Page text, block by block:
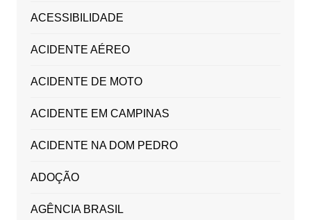
ACESSIBILIDADE
ACIDENTE AÉREO
ACIDENTE DE MOTO
ACIDENTE EM CAMPINAS
ACIDENTE NA DOM PEDRO
ADOÇÃO
AGÊNCIA BRASIL